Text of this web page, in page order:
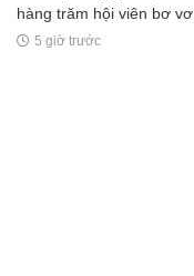
hàng trăm hội viên bơ vơ
5 giờ trước